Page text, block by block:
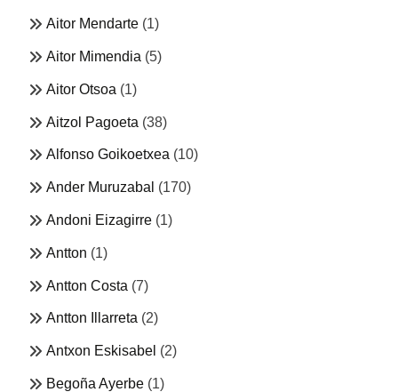
Aitor Mendarte (1)
Aitor Mimendia (5)
Aitor Otsoa (1)
Aitzol Pagoeta (38)
Alfonso Goikoetxea (10)
Ander Muruzabal (170)
Andoni Eizagirre (1)
Antton (1)
Antton Costa (7)
Antton Illarreta (2)
Antxon Eskisabel (2)
Begoña Ayerbe (1)